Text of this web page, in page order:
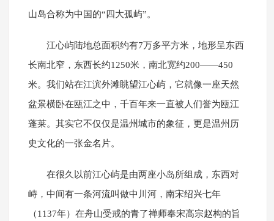
山岛合称为中国的“四大孤屿”。
江心屿陆地总面积约有7万多平方米，地形呈东西
长南北窄，东西长约1250米，南北宽约200——450
米。我们站在江滨外滩眺望江心屿，它就像一座天然
盆景横卧在瓯江之中，千百年来一直被人们誉为瓯江
蓬莱。其实它不仅仅是温州城市的象征，更是温州历
史文化的一张金名片。
在很久以前江心屿是由两座小岛所组成，东西对
峙，中间有一条河流叫做中川河，南宋绍兴七年
（1137年）在舟山受戒的青了禅师奉宋高宗赵构的旨